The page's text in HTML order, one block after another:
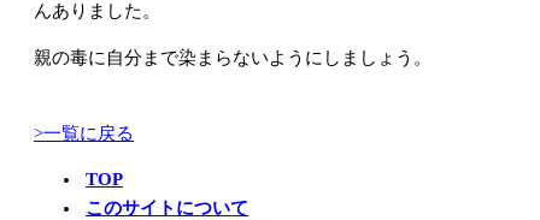
んありました。
親の毒に自分まで染まらないようにしましょう。
>一覧に戻る
TOP
このサイトについて